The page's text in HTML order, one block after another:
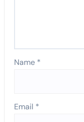
Name *
Email *